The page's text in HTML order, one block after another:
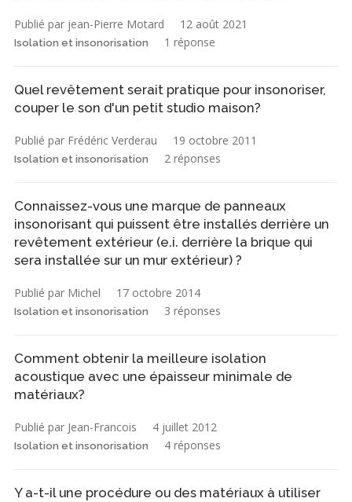
Publié par jean-Pierre Motard 12 août 2021
Isolation et insonorisation 1 réponse
Quel revêtement serait pratique pour insonoriser,
couper le son d'un petit studio maison?
Publié par Frédéric Verderau 19 octobre 2011
Isolation et insonorisation 2 réponses
Connaissez-vous une marque de panneaux
insonorisant qui puissent être installés derrière un
revêtement extérieur (e.i. derrière la brique qui
sera installée sur un mur extérieur) ?
Publié par Michel 17 octobre 2014
Isolation et insonorisation 3 réponses
Comment obtenir la meilleure isolation
acoustique avec une épaisseur minimale de
matériaux?
Publié par Jean-Francois 4 juillet 2012
Isolation et insonorisation 4 réponses
Y a-t-il une procédure ou des matériaux à utiliser